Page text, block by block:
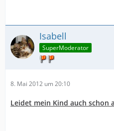
Isabell
SuperModerator
8. Mai 2012 um 20:10
Leidet mein Kind auch schon